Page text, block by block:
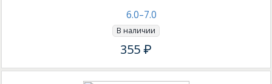
6.0–7.0
В наличии
355 ₽